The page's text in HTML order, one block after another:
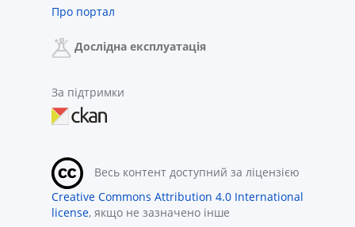
Про портал
Дослідна експлуатація
За підтримки
Весь контент доступний за ліцензією
Creative Commons Attribution 4.0 International
license, якщо не зазначено інше